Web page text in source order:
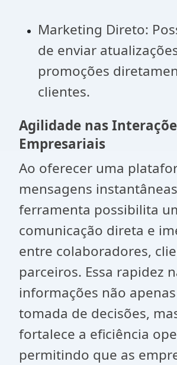
Marketing Direto:
de enviar
promoções
clientes.
Agilidade nas
Empresariais
Ao oferecer uma
mensagens
ferramenta possibilita
comunicação direta e
entre colaboradores,
parceiros. Essa rapidez
informações não
tomada de decisões,
fortalece a eficiência
permitindo que as